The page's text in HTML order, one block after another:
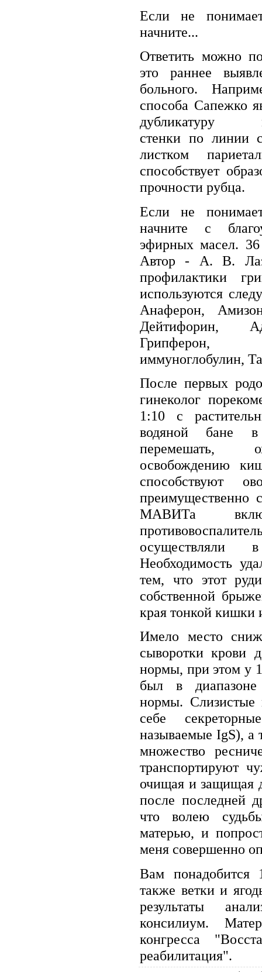
Если не
начните...
Ответить можно
это раннее
больного.
способа Сапежко
дубликатуру
стенки по линии
листком
способствует
прочности рубца.
Если не
начните с
эфирных масел.
Автор - А. В.
профилактики
используются
Анаферон,
Дейтифорин,
Грипферон,
иммуноглобулин,
После первых
гинеколог
1:10 с
водяной бане
перемешать,
освобождению
способствуют
МАВИТа
Необходимость
тем, что этот
собственной
края тонкой кишки
Имело место
сыворотки крови
нормы, при этом у
был в диапазоне
нормы. Слизистые
себе
называемые IgS), а
множество
транспортируют
очищая и защищая
после последней
что волею
матерью, и
меня совершенно
Вам понадобится
также ветки и
результаты
консилиум.
конгресса
реабилитация".